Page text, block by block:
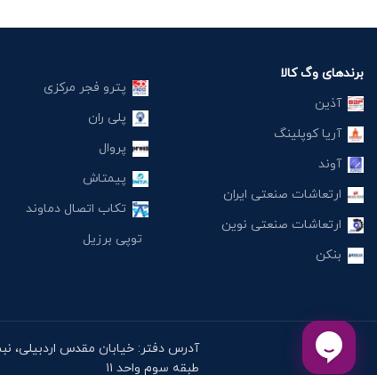
برندهای وگ کالا
آذین
آریا کوپلینگ
آوند
ارتعاشات صنعتی ایران
ارتعاشات صنعتی نوین
بنکن
پترو فجر مرکزی
پلی ران
پروال
پیمتاش
تکاب اتصال دماوند
توپی برزیل
طبقه سوم واحد ۱۱